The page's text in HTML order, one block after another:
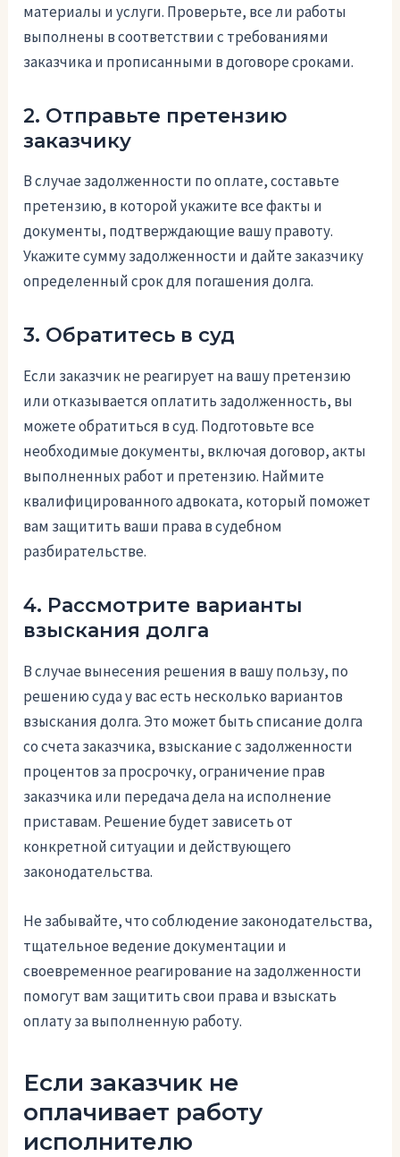
материалы и услуги. Проверьте, все ли работы
выполнены в соответствии с требованиями
заказчика и прописанными в договоре сроками.
2. Отправьте претензию
заказчику
В случае задолженности по оплате, составьте
претензию, в которой укажите все факты и
документы, подтверждающие вашу правоту.
Укажите сумму задолженности и дайте заказчику
определенный срок для погашения долга.
3. Обратитесь в суд
Если заказчик не реагирует на вашу претензию
или отказывается оплатить задолженность, вы
можете обратиться в суд. Подготовьте все
необходимые документы, включая договор, акты
выполненных работ и претензию. Наймите
квалифицированного адвоката, который поможет
вам защитить ваши права в судебном
разбирательстве.
4. Рассмотрите варианты
взыскания долга
В случае вынесения решения в вашу пользу, по
решению суда у вас есть несколько вариантов
взыскания долга. Это может быть списание долга
со счета заказчика, взыскание с задолженности
процентов за просрочку, ограничение прав
заказчика или передача дела на исполнение
приставам. Решение будет зависеть от
конкретной ситуации и действующего
законодательства.
Не забывайте, что соблюдение законодательства,
тщательное ведение документации и
своевременное реагирование на задолженности
помогут вам защитить свои права и взыскать
оплату за выполненную работу.
Если заказчик не
оплачивает работу
исполнителю